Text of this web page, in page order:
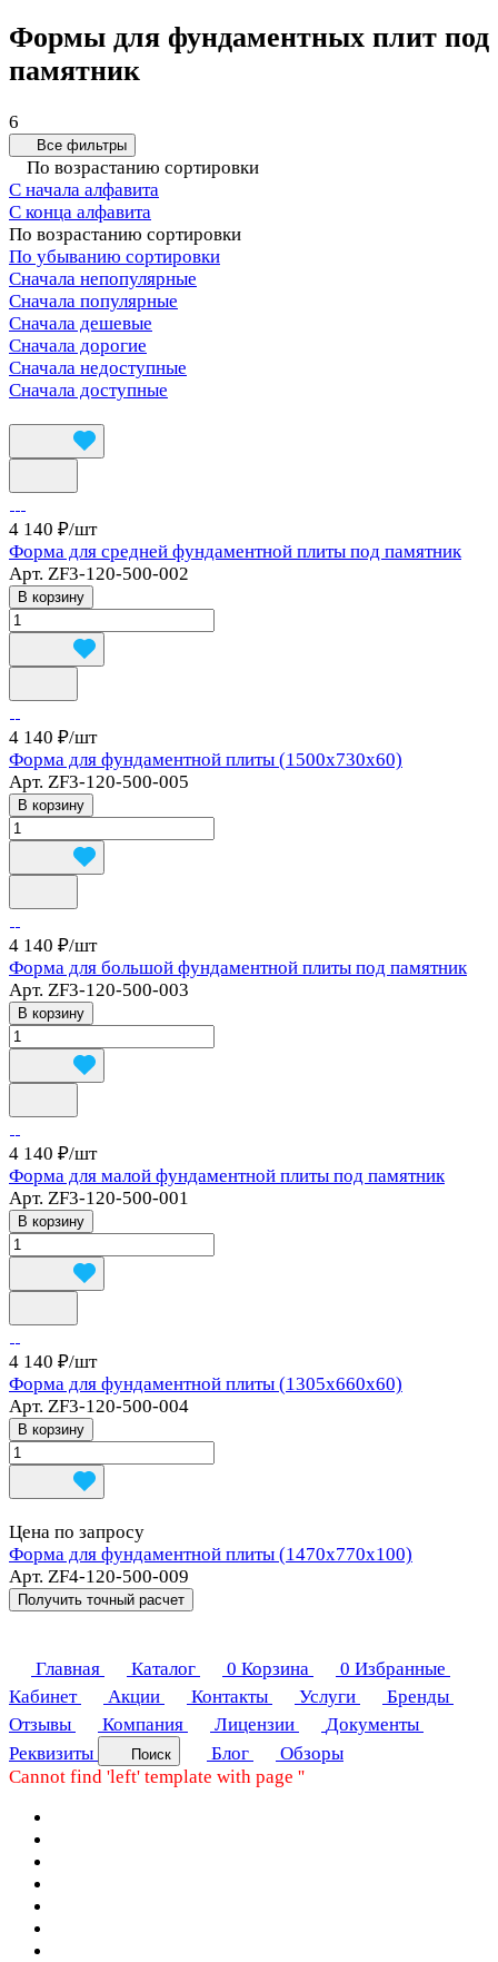
Формы для фундаментных плит под
памятник
6
Все фильтры
По возрастанию сортировки
С начала алфавита
С конца алфавита
По возрастанию сортировки
По убыванию сортировки
Сначала непопулярные
Сначала популярные
Сначала дешевые
Сначала дорогие
Сначала недоступные
Сначала доступные
4 140 ₽/шт
Форма для средней фундаментной плиты под памятник
Арт. ZF3-120-500-002
В корзину
4 140 ₽/шт
Форма для фундаментной плиты (1500x730x60)
Арт. ZF3-120-500-005
В корзину
4 140 ₽/шт
Форма для большой фундаментной плиты под памятник
Арт. ZF3-120-500-003
В корзину
4 140 ₽/шт
Форма для малой фундаментной плиты под памятник
Арт. ZF3-120-500-001
В корзину
4 140 ₽/шт
Форма для фундаментной плиты (1305x660x60)
Арт. ZF3-120-500-004
В корзину
Цена по запросу
Форма для фундаментной плиты (1470х770х100)
Арт. ZF4-120-500-009
Получить точный расчет
Главная Каталог 0 Корзина 0 Избранные
Кабинет
Акции Контакты Услуги
Бренды
Отзывы
Компания Лицензии
Документы
Реквизиты
Поиск Блог
Обзоры
Cannot find 'left' template with page ''